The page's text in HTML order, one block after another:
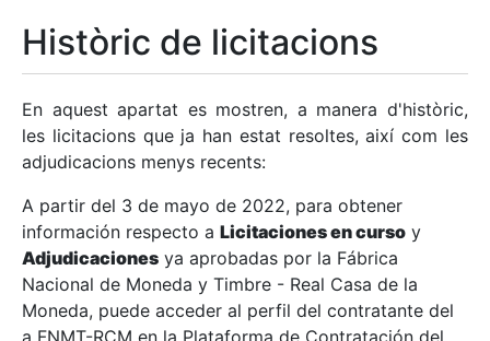
Mostra/Amaga
Mostra/Amaga
Històric de licitacions
En aquest apartat es mostren, a manera d'històric,
les licitacions que ja han estat resoltes, així com les
adjudicacions menys recents:
A partir del 3 de mayo de 2022, para obtener
información respecto a Licitaciones en curso y
Adjudicaciones ya aprobadas por la Fábrica
Nacional de Moneda y Timbre - Real Casa de la
Moneda, puede acceder al perfil del contratante del
a FNMT-RCM en la Plataforma de Contratación del